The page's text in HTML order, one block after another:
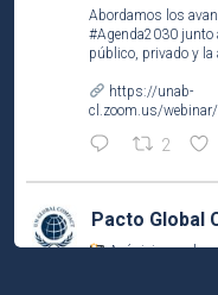
Abordamos los
#Agenda2030 junto
público, privado y la
https://unab-
cl.zoom.us/
2
Pacto Global
Así vivimos el